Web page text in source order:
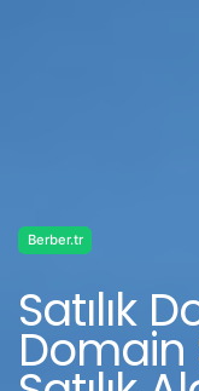
Berber.tr
Satılık
Domain